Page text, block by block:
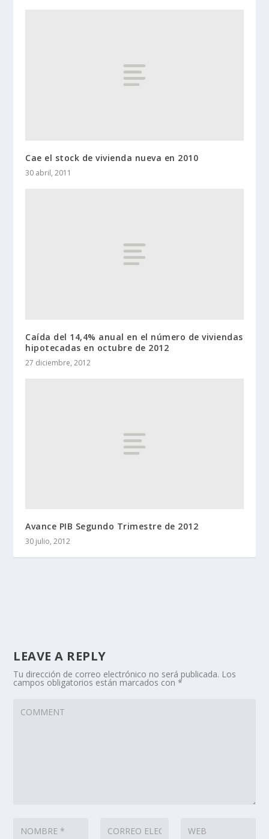
Cae el stock de vivienda nueva en 2010
30 abril, 2011
Caída del 14,4% anual en el número de viviendas
hipotecadas en octubre de 2012
27 diciembre, 2012
Avance PIB Segundo Trimestre de 2012
30 julio, 2012
LEAVE A REPLY
Tu dirección de correo electrónico no será publicada. Los
campos obligatorios están marcados con*